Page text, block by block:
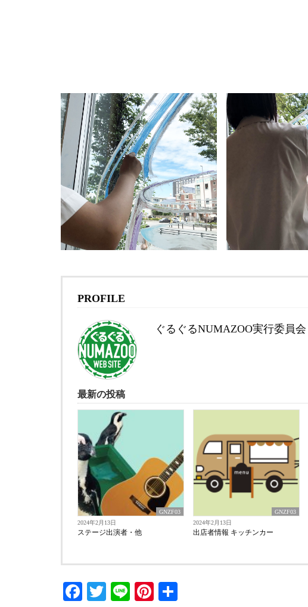
PROFILE
ぐるぐるNUMAZOO実行委員会
最新の投稿
GNZF03
2024年2月13日
ステージ出演者・他
GNZF03
2024年2月13日
出店者情報 キッチンカー
Facebook
TwitterLinePinterest